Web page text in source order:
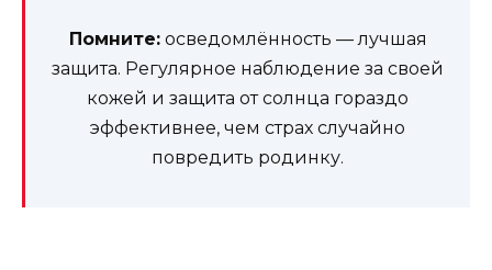
Помните:осведомлённость — лучшая
защита. Регулярное наблюдение за своей
кожей и защита от солнца гораздо
эффективнее, чем страх случайно
повредить родинку.